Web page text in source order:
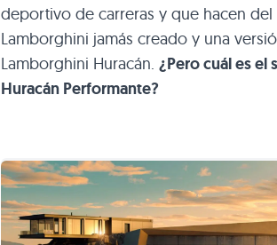
deportivo de carreras y que hacen del
Lamborghini jamás creado y una
Lamborghini Huracán. ¿Pero cuál es el
Huracán Performante?